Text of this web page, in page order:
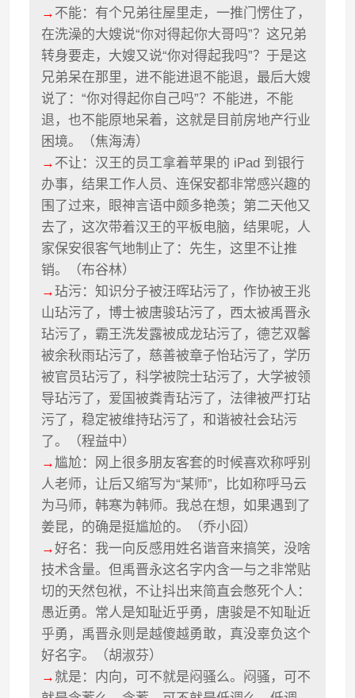
→ 不能：有个兄弟往屋里走，一推门愣住了，
在洗澡的大嫂说“你对得起你大哥吗”？这兄弟
转身要走，大嫂又说“你对得起我吗”？于是这
兄弟呆在那里，进不能进退不能退，最后大嫂
说了：“你对得起你自己吗”？不能进，不能
退，也不能原地呆着，这就是目前房地产行业
困境。（焦海涛）
→ 不让：汉王的员工拿着苹果的 iPad 到银行
办事，结果工作人员、连保安都非常感兴趣的
围了过来，眼神言语中颇多艳羡；第二天他又
去了，这次带着汉王的平板电脑，结果呢，人
家保安很客气地制止了：先生，这里不让推
销。（布谷林）
→玷污：知识分子被汪晖玷污了，作协被王兆
山玷污了，博士被唐骏玷污了，西太被禹晋永
玷污了，霸王洗发露被成龙玷污了，德艺双馨
被余秋雨玷污了，慈善被章子怡玷污了，学历
被官员玷污了，科学被院士玷污了，大学被领
导玷污了，爱国被粪青玷污了，法律被严打玷
污了，稳定被维持玷污了，和谐被社会玷污
了。（程益中）
→尴尬：网上很多朋友客套的时候喜欢称呼别
人老师，让后又缩写为“某师”，比如称呼马云
为马师，韩寒为韩师。我总在想，如果遇到了
姜昆，的确是挺尴尬的。（乔小囧）
→好名：我一向反感用姓名谐音来搞笑，没啥
技术含量。但禹晋永这名字内含一与之非常贴
切的天然包袱，不让抖出来简直会憋死个人：
愚近勇。常人是知耻近乎勇，唐骏是不知耻近
乎勇，禹晋永则是越傻越勇敢，真没辜负这个
好名字。（胡淑芬）
→ 就是：内向，可不就是闷骚么。闷骚，可不